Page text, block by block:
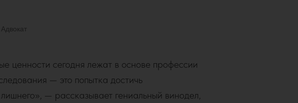
ценности сегодня лежат в основе профессии
— это попытка достичь
— рассказывает гениальный винодел,